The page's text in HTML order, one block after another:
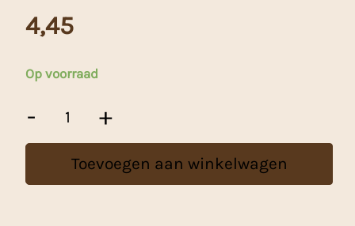
4,45
Op voorraad
-
Onderlegger
Drum
Roze
+
Toevoegen aan winkelwagen